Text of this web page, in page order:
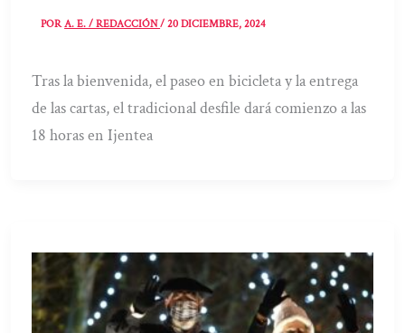
PORA. E. / REDACCIÓN/20 DICIEMBRE, 2024
Tras la bienvenida, el paseo en bicicleta y la entrega
de las cartas, el tradicional desfile dará comienzo a las
18 horas en Ijentea